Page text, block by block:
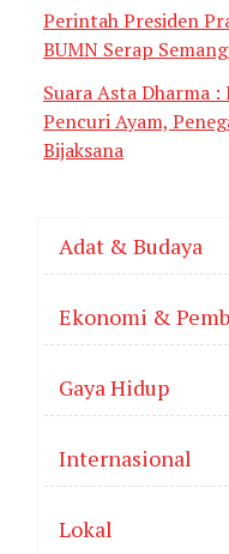
Perintah Presiden
BUMN Serap
Suara Asta Dharma :
Pencuri Ayam,
Bijaksana
Adat & Budaya
Ekonomi &
Gaya Hidup
Internasional
Lokal